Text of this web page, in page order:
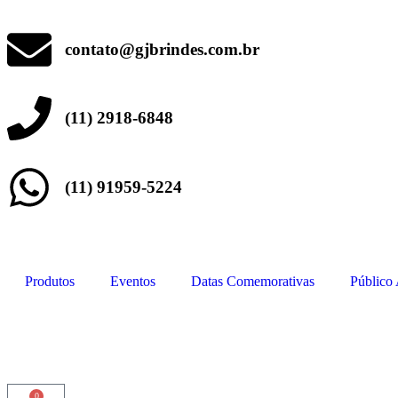
contato@gjbrindes.com.br
(11) 2918-6848
(11) 91959-5224
Produtos Eventos Datas Comemorativas Público